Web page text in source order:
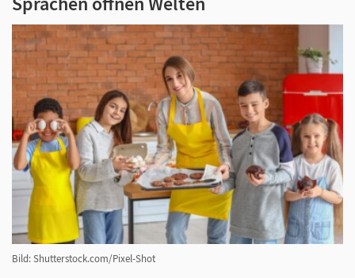
Bild: Shutterstock.com/Pixel-Shot